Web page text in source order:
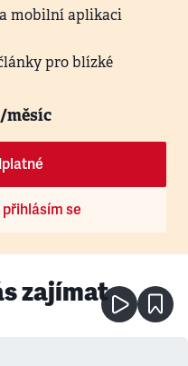
mobilní aplikaci
pro blízké
měsíc
se
zajímat